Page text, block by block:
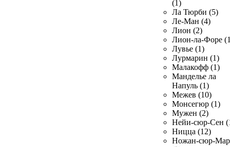
(1)
Ла Тюрби (5)
Ле-Ман (4)
Лион (2)
Лион-ла-Форе
Лувье (1)
Лурмарин (1)
Малакофф (1)
Манделье ла
Напуль (1)
Межев (10)
Монсегюр (1)
Мужен (2)
Нейи-сюр-Сен
Ницца (12)
Ножан-сюр-